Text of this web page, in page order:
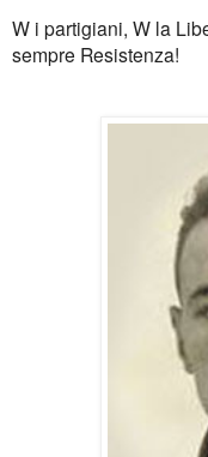
W i partigiani, W la
sempre Resistenza!